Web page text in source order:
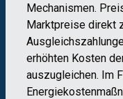
Mechanismen.
Marktpreise direkt
erhöhten Kosten
auszugleichen. Im
Energiekosten